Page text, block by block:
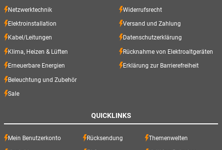
Netzwerktechnik
Elektroinstallation
Kabel/Leitungen
Klima, Heizen & Lüften
Erneuerbare Energien
Beleuchtung und Zubehör
Sale
Widerrufsrecht
Versand und Zahlung
Datenschutzerklärung
Rücknahme von Elektroaltgeräten
Erklärung zur Barrierefreiheit
QUICKLINKS
Mein Benutzerkonto Rücksendung Themenwelten